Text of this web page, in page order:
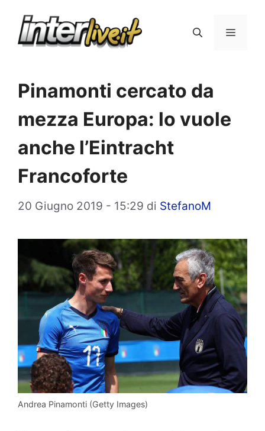
Menu
Pinamonti cercato da
mezza Europa: lo vuole
anche l’Eintracht
Francoforte
20 Giugno 2019 - 15:29 di StefanoM
Andrea Pinamonti (Getty Images)